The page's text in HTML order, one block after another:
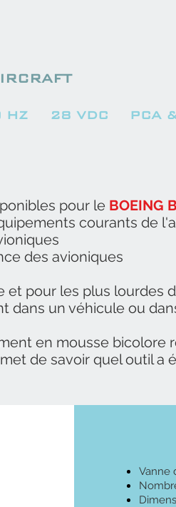
HZ 28 VDC PCA
pour le BOEING
courants de
des avioniques
pour les plus lourdes
un véhicule ou
en mousse bicolore
de savoir quel outil a
Vanne